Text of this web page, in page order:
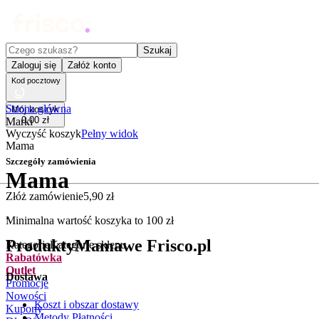
Czego szukasz?
Szukaj
Zaloguj się
Załóż konto
Kod pocztowy
Mój koszyk
0,00 zł
Wyczyść koszykPełny widok
Szczegóły zamówienia
Złóż zamówienie5,90 zł
Minimalna wartość koszyka to 100 zł
KategorieKategorie sklepu
Rabatówka
Outlet
Promocje
Nowości
Kupony
Strona główna
Marki
Mama
Mama
.
ProduktyMamawe Frisco.pl
Dostawa
Koszt i obszar dostawy